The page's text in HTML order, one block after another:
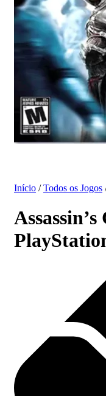
Início / Todos os Jogos